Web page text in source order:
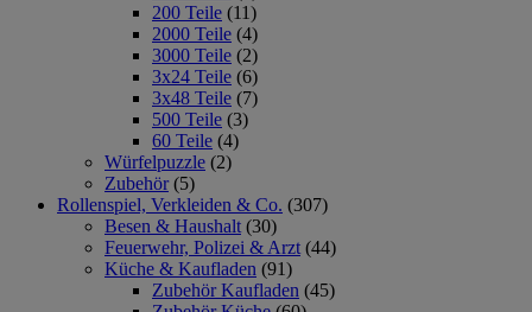
200 Teile (11)
2000 Teile (4)
3000 Teile (2)
3x24 Teile (6)
3x48 Teile (7)
500 Teile (3)
60 Teile (4)
Würfelpuzzle (2)
Zubehör (5)
Rollenspiel, Verkleiden & Co. (307)
Besen & Haushalt (30)
Feuerwehr, Polizei & Arzt (44)
Küche & Kaufladen (91)
Zubehör Kaufladen (45)